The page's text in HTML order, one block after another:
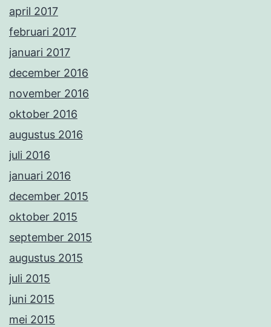
april 2017
februari 2017
januari 2017
december 2016
november 2016
oktober 2016
augustus 2016
juli 2016
januari 2016
december 2015
oktober 2015
september 2015
augustus 2015
juli 2015
juni 2015
mei 2015